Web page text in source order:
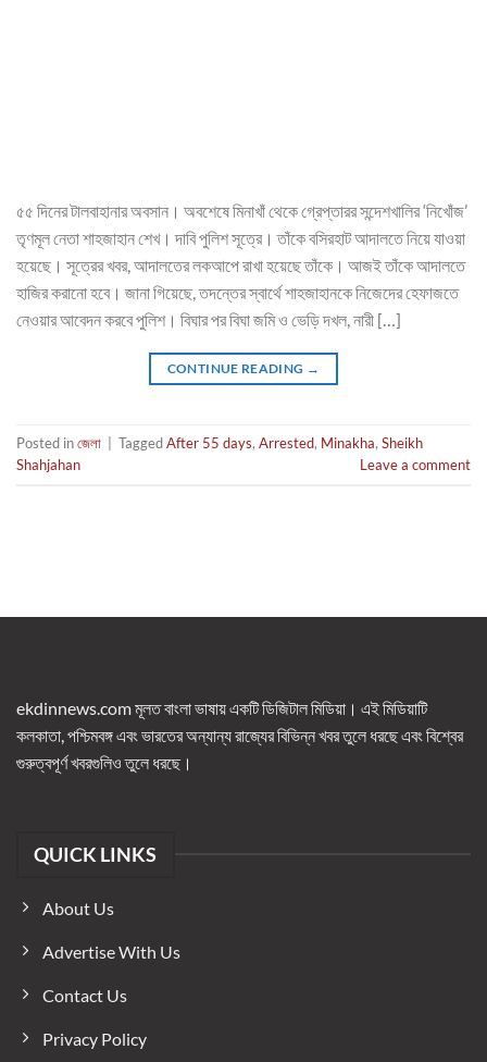
৫৫ দিনের টালবাহানার অবসান। অবশেষে মিনাখাঁ থেকে গ্রেপ্তারর সন্দেশখালির ‘নিখোঁজ’
তৃণমূল নেতা শাহজাহান শেখ। দাবি পুলিশ সূত্রে। তাঁকে বসিরহাট আদালতে নিয়ে যাওয়া
হয়েছে। সূত্রের খবর, আদালতের লকআপে রাখা হয়েছে তাঁকে। আজই তাঁকে আদালতে
হাজির করানো হবে। জানা গিয়েছে, তদন্তের স্বার্থে শাহজাহানকে নিজেদের হেফাজতে
নেওয়ার আবেদন করবে পুলিশ। বিঘার পর বিঘা জমি ও ভেড়ি দখল, নারী […]
CONTINUE READING →
Posted inজেলা TaggedAfter 55 days, Arrested, Minakha, Sheikh
Shahjahan
Leave a comment
ekdinnews.com মূলত বাংলা ভাষায় একটি ডিজিটাল মিডিয়া। এই মিডিয়াটি
কলকাতা, পশ্চিমবঙ্গ এবং ভারতের অন্যান্য রাজ্যের বিভিন্ন খবর তুলে ধরছে এবং বিশ্বের
গুরুত্বপূর্ণ খবরগুলিও তুলে ধরছে।
QUICK LINKS
About Us
Advertise With Us
Contact Us
Privacy Policy